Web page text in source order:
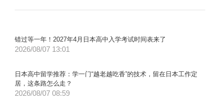
错过等一年！2027年4月日本高中入学考试时间表来了
2026/08/07 13:01
日本高中留学推荐：学一门“越老越吃香”的技术，留在日本工作定
居，这条路怎么走？
2026/08/07 08:59